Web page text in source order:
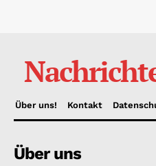
Über uns! Kontakt
Über uns